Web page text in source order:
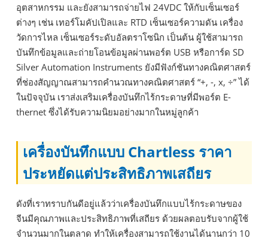
อุตสาหกรรม และยังสามารถจ่ายไฟ 24VDC ให้กับเซ็นเซอร์
ต่างๆ เช่น เทอร์โมคัปเปิลและ RTD เซ็นเซอร์ความดัน เครื่อง
วัดการไหล เซ็นเซอร์ระดับอัลตราโซนิก เป็นต้น ผู้ใช้สามารถ
บันทึกข้อมูลและถ่ายโอนข้อมูลผ่านพอร์ต USB หรือการ์ด SD
Silver Automation Instruments ยังมีฟังก์ชันทางคณิตศาสตร์
ที่ช่องสัญญาณสามารถคำนวณทางคณิตศาสตร์ “+, -, x, ÷” ได้
ในปัจจุบัน เราส่งเสริมเครื่องบันทึกไร้กระดาษที่มีพอร์ต E-
thernet ซึ่งได้รับความนิยมอย่างมากในหมู่ลูกค้า
เครื่องบันทึกแบบ Chartless ราคา
ประหยัดแต่ประสิทธิภาพเสถียร
ดังที่เราทราบกันดีอยู่แล้วว่าเครื่องบันทึกแบบไร้กระดาษของ
จีนมีคุณภาพและประสิทธิภาพที่เสถียร ด้วยผลตอบรับจากผู้ใช้
จำนวนมากในตลาด ทำให้เครื่องสามารถใช้งานได้นานกว่า 10